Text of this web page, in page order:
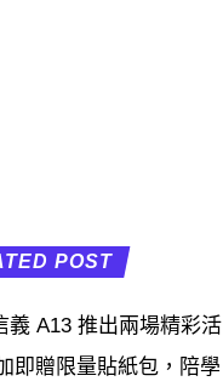
POST
義 A13 推出兩場精彩活
即贈限量貼紙包，陪學